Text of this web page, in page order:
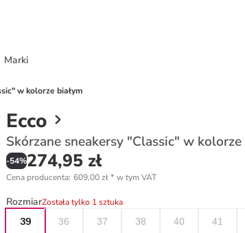
Marki
w kolorze białym
Ecco
Skórzane sneakersy "Classic" w kolorze
-54%274,95 zł
Cena producenta: 609,00 zł* w tym VAT
RozmiarZostała tylko 1 sztuka
39
36 37 38 40 41